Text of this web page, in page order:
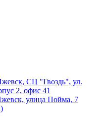
СЦ "Гвоздь", ул.
2, офис 41
улица Пойма, 7